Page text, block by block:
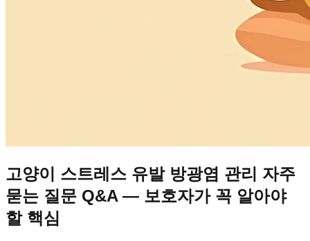
고양이 스트레스 유발 방광염 관리 자주
묻는 질문 Q&A — 보호자가 꼭 알아야
할 핵심